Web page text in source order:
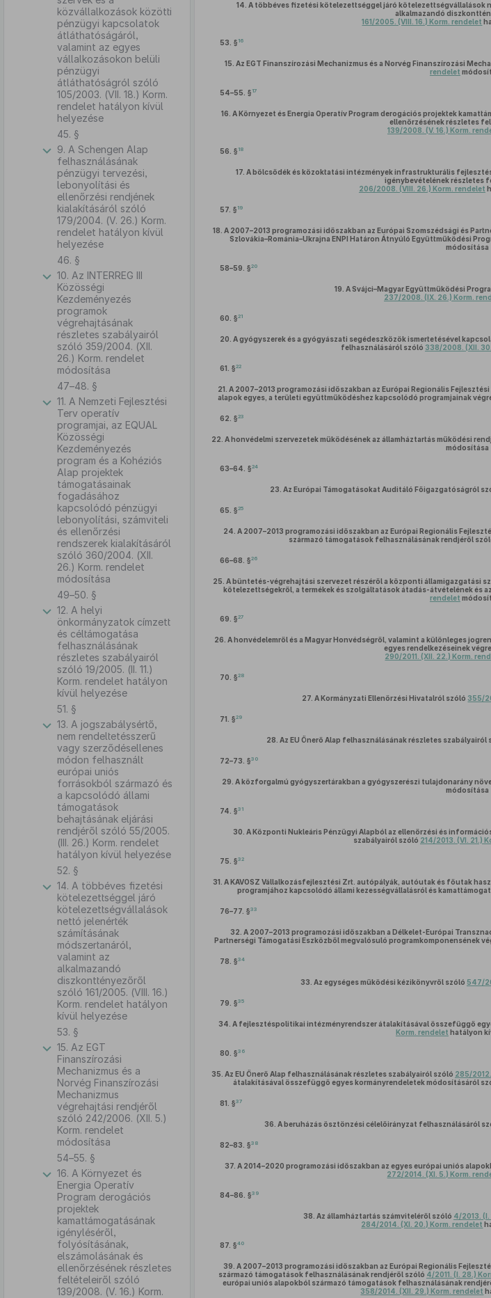
közvállalkozások közötti
pénzügyi kapcsolatok
átláthatóságáról,
valamint az egyes
vállalkozásokon belüli
pénzügyi
átláthatóságról szóló
105/2003. (VII. 18.) Korm.
rendelet hatályon kívül
helyezése
45. §
9. A Schengen Alap
felhasználásának
pénzügyi tervezési,
lebonyolítási és
ellenőrzési rendjének
kialakításáról szóló
179/2004. (V. 26.) Korm.
rendelet hatályon kívül
helyezése
46. §
10. Az INTERREG III
Közösségi
Kezdeményezés
programok
végrehajtásának
részletes szabályairól
szóló 359/2004. (XII.
26.) Korm. rendelet
módosítása
47–48. §
11. A Nemzeti Fejlesztési
Terv operatív
programjai, az EQUAL
Közösségi
Kezdeményezés
program és a Kohéziós
Alap projektek
támogatásainak
fogadásához
kapcsolódó pénzügyi
lebonyolítási, számviteli
és ellenőrzési
rendszerek kialakításáról
szóló 360/2004. (XII.
26.) Korm. rendelet
módosítása
49–50. §
12. A helyi
önkormányzatok címzett
és céltámogatása
felhasználásának
részletes szabályairól
szóló 19/2005. (II. 11.)
Korm. rendelet hatályon
kívül helyezése
51. §
13. A jogszabálysértő,
nem rendeltetésszerű
vagy szerződésellenes
módon felhasznált
európai uniós
forrásokból származó és
a kapcsolódó állami
támogatások
behajtásának eljárási
rendjéről szóló 55/2005.
(III. 26.) Korm. rendelet
hatályon kívül helyezése
52. §
14. A többéves fizetési
kötelezettséggel járó
kötelezettségvállalások
nettó jelenérték
számításának
módszertanáról,
valamint az
alkalmazandó
diszkonttényezőről
szóló 161/2005. (VIII. 16.)
Korm. rendelet hatályon
kívül helyezése
53. §
15. Az EGT
Finanszírozási
Mechanizmus és a
Norvég Finanszírozási
Mechanizmus
végrehajtási rendjéről
szóló 242/2006. (XII. 5.)
Korm. rendelet
módosítása
54–55. §
16. A Környezet és
Energia Operatív
Program derogációs
projektek
kamattámogatásának
igényléséről,
folyósításának,
elszámolásának és
ellenőrzésének részletes
feltételeiről szóló
139/2008. (V. 16.) Korm.
14. A többéves fizetési kötelezettséggel járó kötelezettségvállalások
alkalmazandó
161/2005. (VIII. 16.) Korm. rendelet
53. § 16
15. Az EGT Finanszírozási Mechanizmus és a Norvég Finanszírozási
rendelet
54–55. § 17
16. A Környezet és Energia Operatív Program derogációs projektek
ellenőrzésének részletes
139/2008. (V. 16.) Korm.
56. § 18
17. A bölcsődék és közoktatási intézmények infrastrukturális
igénybevételének részletes
206/2008. (VIII. 26.) Korm. rendelet
57. § 19
18. A 2007–2013 programozási időszakban az Európai Szomszédsági és
Szlovákia–Románia–Ukrajna ENPI Határon Átnyúló Együttműködési
módosítása
58–59. §20
19. A Svájci–Magyar Együttműködési
237/2008. (IX. 26.) Korm.
60. §21
20. A gyógyszerek és a gyógyászati segédeszközök ismertetésével
felhasználásáról szóló 338/2008. (XII.
61. §22
21. A 2007–2013 programozási időszakban az Európai Regionális
alapok egyes, a területi együttműködéshez kapcsolódó programjainak
62. §23
22. A honvédelmi szervezetek működésének az államháztartás működési
módosítása
63–64. §24
23. Az Európai Támogatásokat Auditáló Főigazgatóságról
65. §25
24. A 2007–2013 programozási időszakban az Európai Regionális
származó támogatások felhasználásának rendjéről
66–68. §26
25. A büntetés-végrehajtási szervezet részéről a központi államigazgatási
kötelezettségekről, a termékek és szolgáltatások átadás-átvételének és
rendelet
69. §27
26. A honvédelemről és a Magyar Honvédségről, valamint a különleges
egyes rendelkezéseinek
290/2011. (XII. 22.) Korm.
70. §28
27. A Kormányzati Ellenőrzési Hivatalról szóló 355/
71. §29
28. Az EU Önerő Alap felhasználásának részletes szabályairól
72–73. §30
29. A közforgalmú gyógyszertárakban a gyógyszerészi tulajdonarány
módosítása
74. §31
30. A Központi Nukleáris Pénzügyi Alapból az ellenőrzési és
szabályairól szóló 214/2013. (VI. 21.)
75. §32
31. A KAVOSZ Vállalkozásfejlesztési Zrt. autópályák, autóutak és főutak
programjához kapcsolódó állami kezességvállalásról és
76–77. §33
32. A 2007–2013 programozási időszakban a Délkelet-Európai
Partnerségi Támogatási Eszközből megvalósuló programkomponensének
78. §34
33. Az egységes működési kézikönyvről szóló 547/
79. §35
34. A fejlesztéspolitikai intézményrendszer átalakításával összefüggő
Korm. rendelet hatályon
80. §36
35. Az EU Önerő Alap felhasználásának részletes szabályairól szóló 285/
átalakításával összefüggő egyes kormányrendeletek módosításáról
81. §37
36. A beruházás ösztönzési célelőirányzat felhasználásáról
82–83. §38
37. A 2014–2020 programozási időszakban az egyes európai uniós
272/2014. (XI. 5.) Korm.
84–86. §39
38. Az államháztartás számviteléről szóló 4/2013. (I.
284/2014. (XI. 20.) Korm. rendelet
87. §40
39. A 2007–2013 programozási időszakban az Európai Regionális
származó támogatások felhasználásának rendjéről szóló 4/2011. (I. 28.)
európai uniós alapokból származó támogatások felhasználásának
358/2014. (XII. 29.) Korm. rendelet